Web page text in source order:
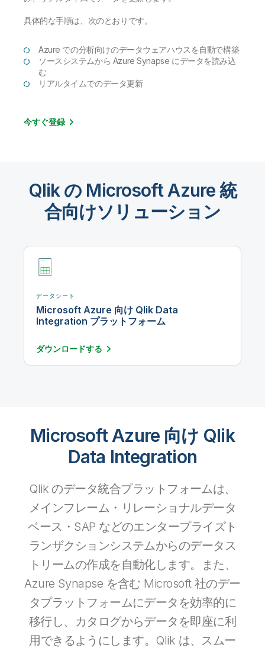
具体的な手順は、次のとおりです。
Azure での分析向けのデータウェアハウスを自動で構築
ソースシステムから Azure Synapse にデータを読み込
む
リアルタイムでのデータ更新
今すぐ登録
Qlik の Microsoft Azure 統
合向けソリューション
データシート
Microsoft Azure 向け Qlik Data
Integration プラットフォーム
ダウンロードする
Microsoft Azure 向け Qlik
Data Integration
Qlik のデータ統合プラットフォームは、
メインフレーム・リレーショナルデータ
ベース・SAP などのエンタープライズト
ランザクションシステムからのデータス
トリームの作成を自動化します。また、
Azure Synapse を含む Microsoft 社のデー
タプラットフォームにデータを効率的に
移行し、カタログからデータを即座に利
用できるようにします。Qlik は、スムー